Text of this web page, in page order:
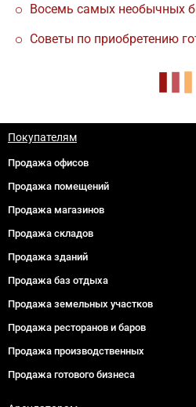
Восемь самых необычных
Советы по приобретению
Покупателям
Продажа офисов
Продажа помещений
Продажа магазинов
Продажа складов
Продажа зданий
Продажа баз отдыха
Продажа земельных участков
Продажа ресторанов и баров
Продажа производственных
Продажа готового бизнеса